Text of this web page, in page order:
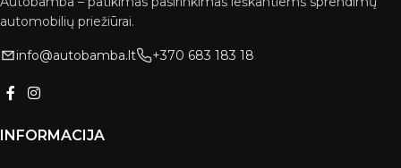
automobilių priežiūrai.
info@autobamba.lt +370 683 183 18
INFORMACIJA